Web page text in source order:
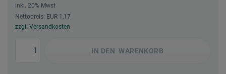
inkl. 20% Mwst
Nettopreis: EUR 1,17
zzgl. Versandkosten
IN DEN WARENKORB